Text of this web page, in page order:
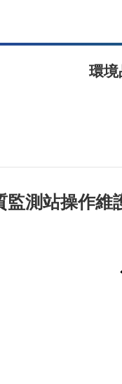
環境
測站操作維